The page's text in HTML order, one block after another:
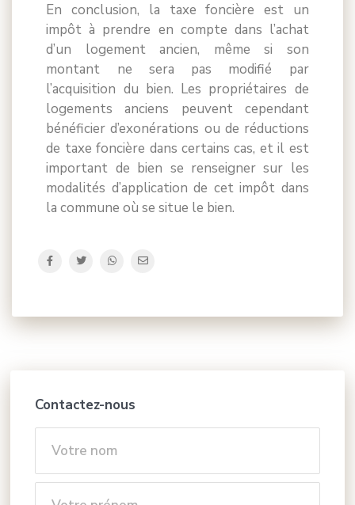
En conclusion, la taxe foncière est un
impôt à prendre en compte dans l’achat
d’un logement ancien, même si son
montant ne sera pas modifié par
l’acquisition du bien. Les propriétaires de
logements anciens peuvent cependant
bénéficier d’exonérations ou de réductions
de taxe foncière dans certains cas, et il est
important de bien se renseigner sur les
modalités d’application de cet impôt dans
la commune où se situe le bien.
Contactez-nous